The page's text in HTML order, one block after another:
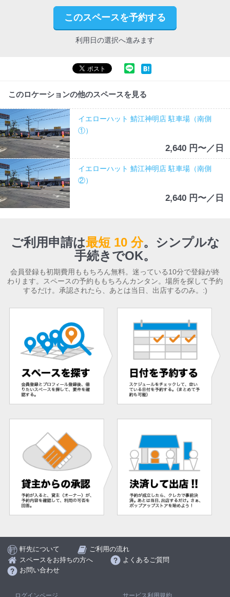
このスペースを予約する
利用日の選択へ進みます
このロケーションの他のスペースを見る
イエローハット 鯖江神明店 駐車場（南側
①）
2,640 円〜／日
イエローハット 鯖江神明店 駐車場（南側
②）
2,640 円〜／日
ご利用申請は最短 10 分。 シンプルな
手続きでOK。
会員登録も初期費用ももちろん無料。迷っている10分で登録が終
わります。スペースの予約ももちろんカンタン。場所を探して予約
するだけ。承認されたら、あとは当日、出店するのみ。:)
軒先について
ご利用の流れ
スペースをお持ちの方へ
よくあるご質問
お問い合わせ
ログインページ サービス利用規約